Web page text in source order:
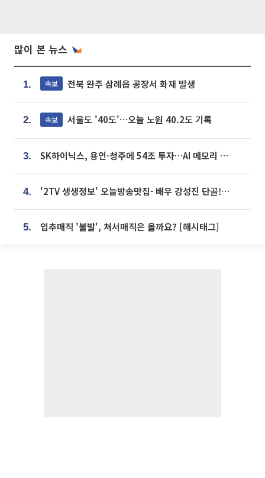
많이 본 뉴스
1. 속보 전북 완주 삼례읍 공장서 화재 발생
2. 속보 서울도 '40도'…오늘 노원 40.2도 기록
3. SK하이닉스, 용인·청주에 54조 투자…AI 메모리 생산기지 키운다
4. '2TV 생생정보' 오늘방송맛집- 배우 강성진 단골! 쌀국수ㆍ푸팟퐁 커리 맛집 '블○○○'
5. 입추매직 '불발', 처서매직은 올까요? [해시태그]